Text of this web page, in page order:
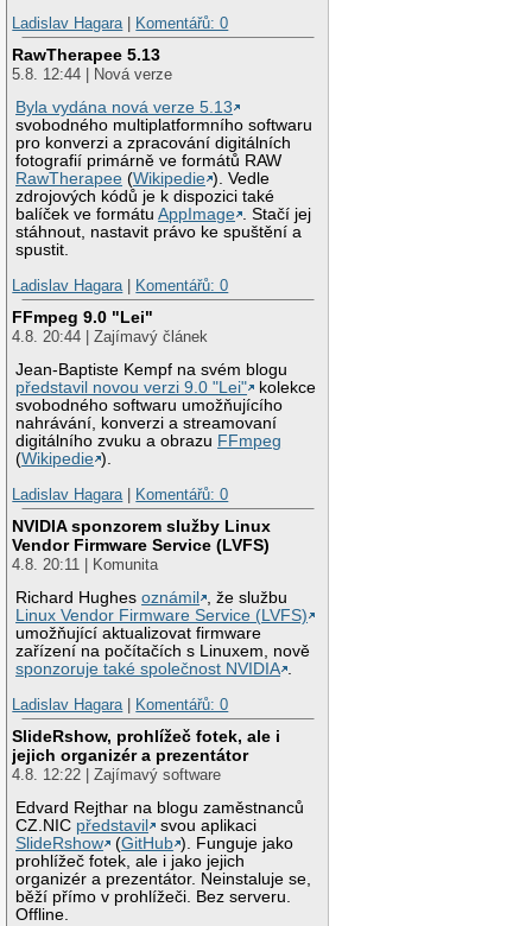
Ladislav Hagara| Komentářů: 0
RawTherapee 5.13
5.8. 12:44 | Nová verze
Byla vydána nová verze 5.13
svobodného multiplatformního softwaru
pro konverzi a zpracování digitálních
fotografií primárně ve formátů RAW
RawTherapee (Wikipedie ). Vedle
zdrojových kódů je k dispozici také
balíček ve formátuAppImage . Stačí jej
stáhnout, nastavit právo ke spuštění a
spustit.
Ladislav Hagara| Komentářů: 0
FFmpeg 9.0 "Lei"
4.8. 20:44 | Zajímavý článek
Jean-Baptiste Kempf na svém blogu
představil novou verzi 9.0 "Lei"
kolekce
svobodného softwaru umožňujícího
nahrávání, konverzi a streamovaní
digitálního zvuku a obrazu FFmpeg
(Wikipedie ).
Ladislav Hagara| Komentářů: 0
NVIDIA sponzorem služby Linux
Vendor Firmware Service (LVFS)
4.8. 20:11 | Komunita
Richard Hughesoznámil
, že službu
Linux Vendor Firmware Service (LVFS)
umožňující aktualizovat firmware
zařízení na počítačích s Linuxem, nově
sponzoruje také společnost NVIDIA .
Ladislav Hagara| Komentářů: 0
SlideRshow, prohlížeč fotek, ale i
jejich organizér a prezentátor
4.8. 12:22 | Zajímavý software
Edvard Rejthar na blogu zaměstnanců
CZ.NIC představil
svou aplikaci
SlideRshow
(GitHub ). Funguje jako
prohlížeč fotek, ale i jako jejich
organizér a prezentátor. Neinstaluje se,
běží přímo v prohlížeči. Bez serveru.
Offline.